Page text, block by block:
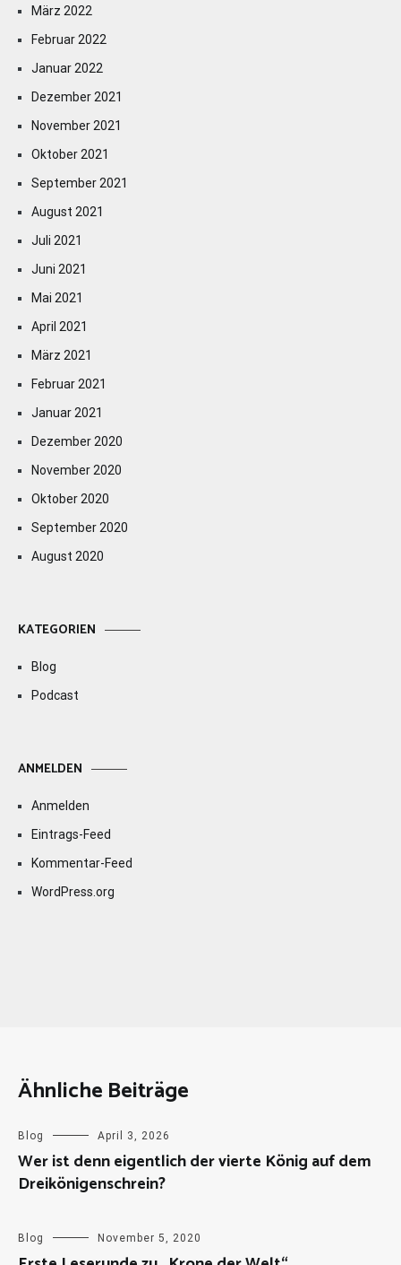
März 2022
Februar 2022
Januar 2022
Dezember 2021
November 2021
Oktober 2021
September 2021
August 2021
Juli 2021
Juni 2021
Mai 2021
April 2021
März 2021
Februar 2021
Januar 2021
Dezember 2020
November 2020
Oktober 2020
September 2020
August 2020
KATEGORIEN
Blog
Podcast
ANMELDEN
Anmelden
Eintrags-Feed
Kommentar-Feed
WordPress.org
Ähnliche Beiträge
Blog April 3, 2026
Wer ist denn eigentlich der vierte König auf dem
Dreikönigenschrein?
Blog November 5, 2020